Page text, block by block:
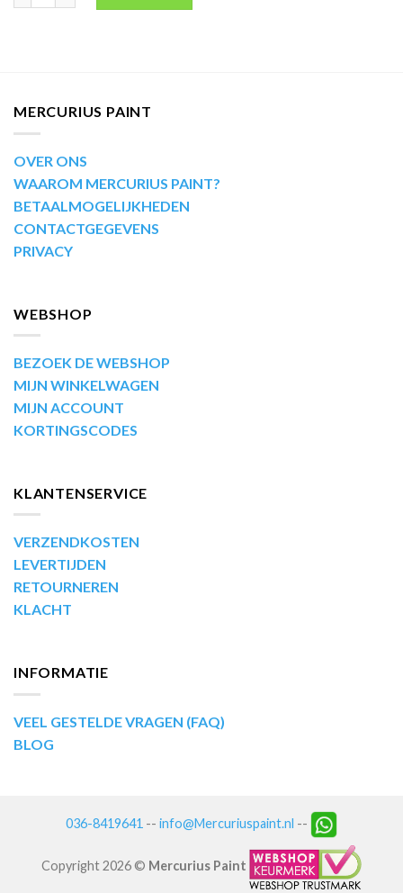
MERCURIUS PAINT
OVER ONS
WAAROM MERCURIUS PAINT?
BETAALMOGELIJKHEDEN
CONTACTGEGEVENS
PRIVACY
WEBSHOP
BEZOEK DE WEBSHOP
MIJN WINKELWAGEN
MIJN ACCOUNT
KORTINGSCODES
KLANTENSERVICE
VERZENDKOSTEN
LEVERTIJDEN
RETOURNEREN
KLACHT
INFORMATIE
VEEL GESTELDE VRAGEN (FAQ)
BLOG
036-8419641 -- info@Mercuriuspaint.nl --
Copyright 2026 © Mercurius Paint